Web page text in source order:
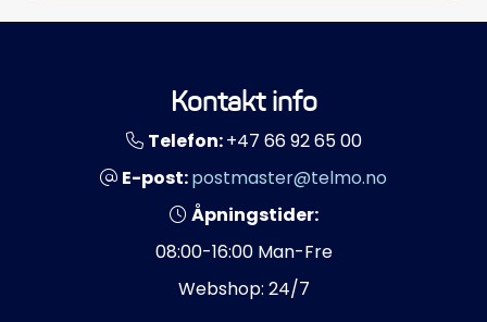
Kontakt info
Telefon:+47 66 92 65 00
E-post:postmaster@telmo.no
Åpningstider:
08:00-16:00 Man-Fre
Webshop: 24/7